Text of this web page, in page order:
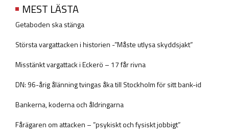
MEST LÄSTA
Getaboden ska stänga
Största vargattacken i historien -”Måste utlysa skyddsjakt”
Misstänkt vargattack i Eckerö – 17 får rivna
DN: 96-årig ålänning tvingas åka till Stockholm för sitt bank-id
Bankerna, koderna och åldringarna
Fårägaren om attacken – ”psykiskt och fysiskt jobbigt”